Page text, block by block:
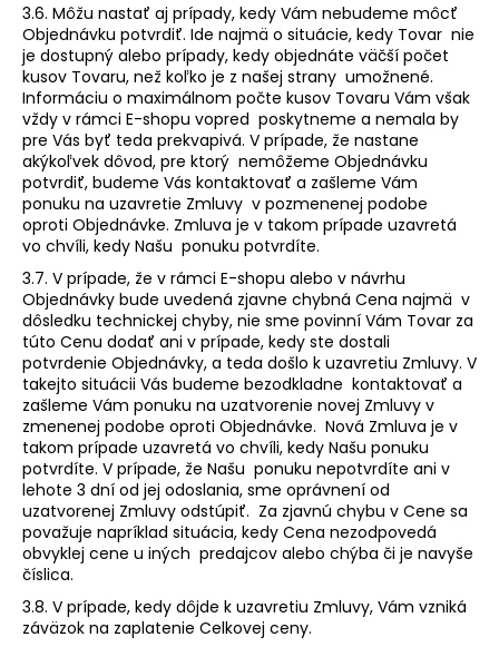
3.6. Môžu nastať aj prípady, kedy Vám nebudeme môcť
Objednávku potvrdiť. Ide najmä o situácie, kedy Tovar nie
je dostupný alebo prípady, kedy objednáte väčší počet
kusov Tovaru, než koľko je z našej strany umožnené.
Informáciu o maximálnom počte kusov Tovaru Vám však
vždy v rámci E-shopu vopred poskytneme a nemala by
pre Vás byť teda prekvapivá. V prípade, že nastane
akýkoľvek dôvod, pre ktorý nemôžeme Objednávku
potvrdiť, budeme Vás kontaktovať a zašleme Vám
ponuku na uzavretie Zmluvy v pozmenenej podobe
oproti Objednávke. Zmluva je v takom prípade uzavretá
vo chvíli, kedy Našu ponuku potvrdíte.
3.7. V prípade, že v rámci E-shopu alebo v návrhu
Objednávky bude uvedená zjavne chybná Cena najmä v
dôsledku technickej chyby, nie sme povinní Vám Tovar za
túto Cenu dodať ani v prípade, kedy ste dostali
potvrdenie Objednávky, a teda došlo k uzavretiu Zmluvy. V
takejto situácii Vás budeme bezodkladne kontaktovať a
zašleme Vám ponuku na uzatvorenie novej Zmluvy v
zmenenej podobe oproti Objednávke. Nová Zmluva je v
takom prípade uzavretá vo chvíli, kedy Našu ponuku
potvrdíte. V prípade, že Našu ponuku nepotvrdíte ani v
lehote 3 dní od jej odoslania, sme oprávnení od
uzatvorenej Zmluvy odstúpiť. Za zjavnú chybu v Cene sa
považuje napríklad situácia, kedy Cena nezodpovedá
obvyklej cene u iných predajcov alebo chýba či je navyše
číslica.
3.8. V prípade, kedy dôjde k uzavretiu Zmluvy, Vám vzniká
záväzok na zaplatenie Celkovej ceny.